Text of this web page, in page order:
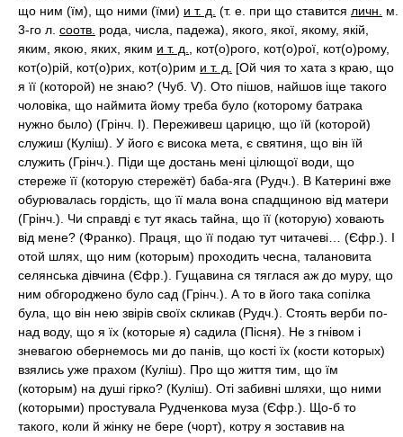
що ним (їм), що ними (їми) и т. д. (т. е. при що ставится личн.
м.
3-го л. соотв. рода, числа, падежа), якого, якої, якому, якій,
яким, якою, яких, яким и т. д.
, кот(о)рого, кот(о)рої, кот(о)рому,
кот(о)рій, кот(о)рих, кот(о)рим и т. д.
[Ой чия то хата з краю, що
я її (которой) не знаю? (Чуб. V). Ото пішов, найшов іще такого
чоловіка, що наймита йому треба було (которому батрака
нужно было) (Грінч. I). Переживеш царицю, що їй (которой)
служиш (Куліш). У його є висока мета, є святиня, що він їй
служить (Грінч.). Піди ще достань мені цілющої води, що
стереже її (которую стережёт) баба-яга (Рудч.). В Катерині вже
обурювалась гордість, що її мала вона спадщиною від матери
(Грінч.). Чи справді є тут якась тайна, що її (которую) ховають
від мене? (Франко). Праця, що її подаю тут читачеві… (Єфр.). І
отой шлях, що ним (которым) проходить чесна, талановита
селянська дівчина (Єфр.). Гущавина ся тяглася аж до муру, що
ним обгороджено було сад (Грінч.). А то в його така сопілка
була, що він нею звірів своїх скликав (Рудч.). Стоять верби по-
над воду, що я їх (которые я) садила (Пісня). Не з гнівом і
зневагою обернемось ми до панів, що кості їх (кости которых)
взялись уже прахом (Куліш). Про що життя тим, що їм
(которым) на душі гірко? (Куліш). Оті забивні шляхи, що ними
(которыми) простувала Рудченкова муза (Єфр.). Що-б то
такого, коли й жінку не бере (чорт), котру я зоставив на